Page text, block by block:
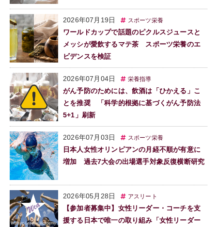
2026年07月19日 スポーツ栄養
ワールドカップで話題のピクルスジュースと
メッシが愛飲するマテ茶 スポーツ栄養のエ
ビデンスを検証
2026年07月04日 栄養指導
がん予防のためには、飲酒は「ひかえる」こ
とを推奨 「科学的根拠に基づくがん予防法
5+1」刷新
2026年07月03日 スポーツ栄養
日本人女性オリンピアンの月経不順が有意に
増加 過去7大会の出場選手対象反復横断研究
2026年05月28日 アスリート
【参加者募集中】女性リーダー・コーチを支
援する日本で唯一の取り組み「女性リーダー